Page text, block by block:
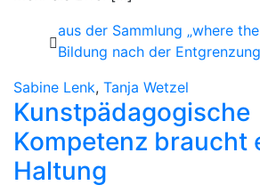
aus der Sammlung „where
Bildung nach der
Sabine Lenk, Tanja Wetzel
Kunstpädagogische
Kompetenz braucht
Haltung